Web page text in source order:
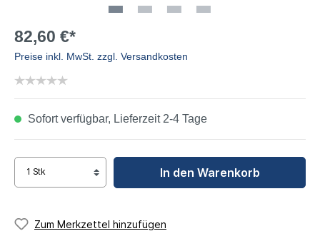
82,60 €*
Preise inkl. MwSt. zzgl. Versandkosten
Sofort verfügbar, Lieferzeit 2-4 Tage
In den Warenkorb
Zum Merkzettel hinzufügen